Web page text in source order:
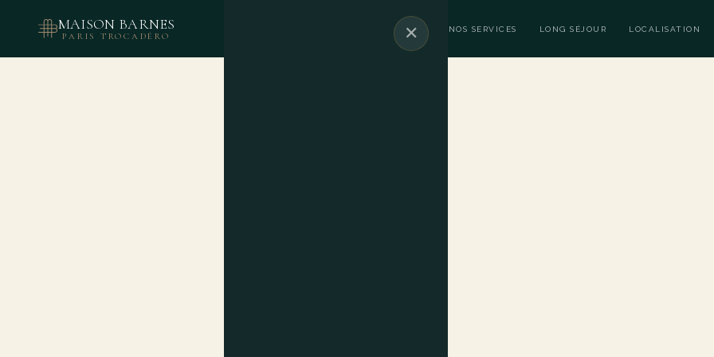
MAISON BARNES
PARIS TROCADÉRO
NOS APPARTEMENTS NOS SERVICES LONG SÉJOUR LOCALISATION
✕